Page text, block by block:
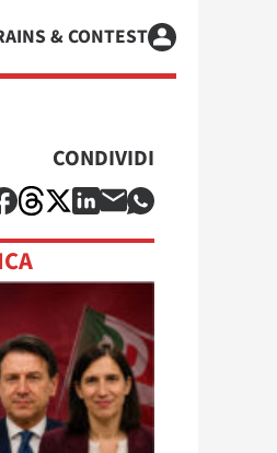
& CONTEST
CONDIVIDI